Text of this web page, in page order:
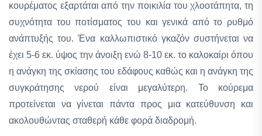
κουρέματος εξαρτάται από την ποικιλία του χλοοτάπητα, τη
συχνότητα του ποτίσματος του και γενικά από το ρυθμό
ανάπτυξής του. Ένα καλλωπιστικό γκαζόν συστήνεται να
έχει 5-6 εκ. ύψος την άνοιξη ενώ 8-10 εκ. το καλοκαίρι όπου
η ανάγκη της σκίασης του εδάφους καθώς και η ανάγκη της
συγκράτησης νερού είναι μεγαλύτερη. Το κούρεμα
προτείνεται να γίνεται πάντα προς μια κατεύθυνση και
ακολουθώντας σταθερή κάθε φορά διαδρομή.